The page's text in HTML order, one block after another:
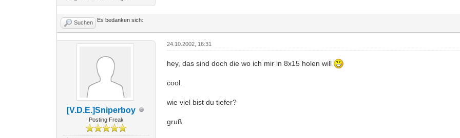
Suchen Es bedanken sich:
[V.D.E.]Sniperboy
Posting Freak
24.10.2002, 16:31
hey, das sind doch die wo ich mir in 8x15 holen will
cool.
wie viel bist du tiefer?
gruß